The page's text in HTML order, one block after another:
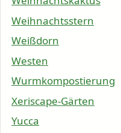
Weihnachtsstern
Weißdorn
Westen
Wurmkompostierung
Xeriscape-Gärten
Yucca